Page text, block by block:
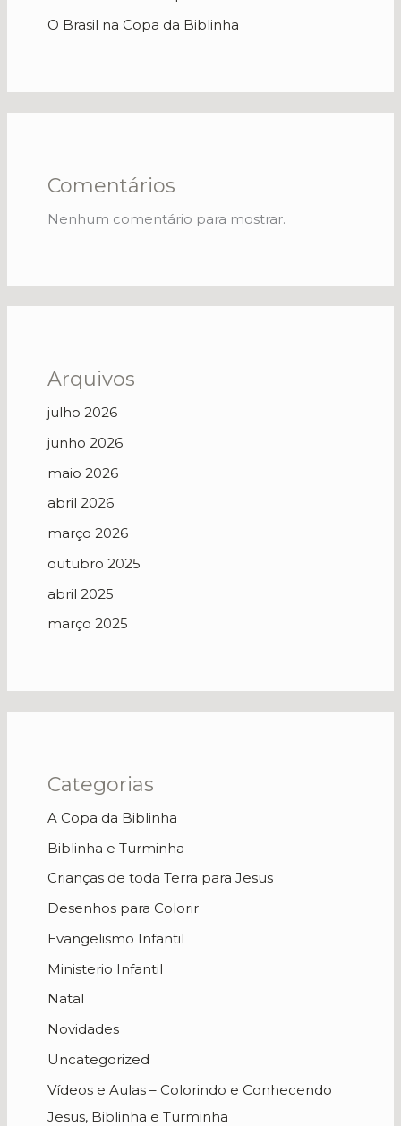
O Brasil na Copa da Biblinha
Comentários
Nenhum comentário para mostrar.
Arquivos
julho 2026
junho 2026
maio 2026
abril 2026
março 2026
outubro 2025
abril 2025
março 2025
Categorias
A Copa da Biblinha
Biblinha e Turminha
Crianças de toda Terra para Jesus
Desenhos para Colorir
Evangelismo Infantil
Ministerio Infantil
Natal
Novidades
Uncategorized
Vídeos e Aulas – Colorindo e Conhecendo
Jesus, Biblinha e Turminha